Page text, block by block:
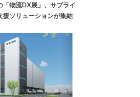
「物流DX展」、サプライ
ソリューションが集結